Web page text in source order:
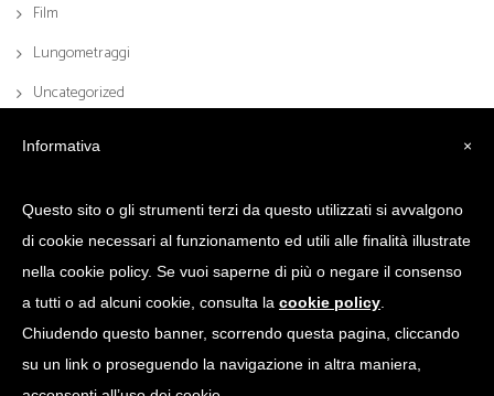
Film
Lungometraggi
Uncategorized
© 2017 Scrittoio Sas di Puglisi Claudio & C. | Via Lomazzo, 45, 20154 Milano
| P.I. 11121930157 | Credits: BK Comunicazione
×
Informativa
Questo sito o gli strumenti terzi da questo utilizzati si avvalgono
di cookie necessari al funzionamento ed utili alle finalità illustrate
nella cookie policy. Se vuoi saperne di più o negare il consenso
a tutti o ad alcuni cookie, consulta la cookie policy
Chiudendo questo banner, scorrendo questa pagina, cliccando
su un link o proseguendo la navigazione in altra maniera,